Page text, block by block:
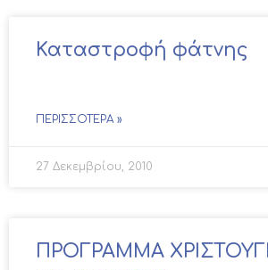
Καταστροφή φάτνης
ΠΕΡΙΣΣΌΤΕΡΑ »
27 Δεκεμβρίου, 2010
ΠΡΟΓΡΑΜΜΑ